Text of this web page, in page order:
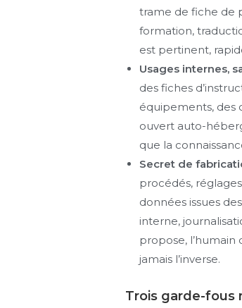
trame de fiche de
formation,
est pertinent,
Usages internes,
des fiches
équipements, des
ouvert auto-
que la
Secret de
procédés,
données issues
interne,
propose,
jamais l’inverse.
Trois garde-fous